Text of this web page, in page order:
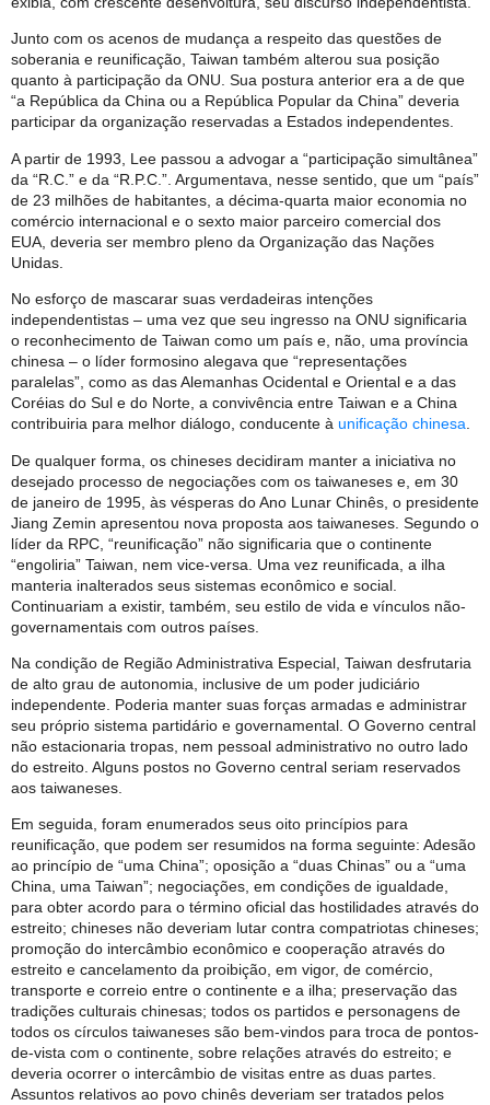
Junto com os acenos de mudança a respeito das questões de
soberania e reunificação, Taiwan também alterou sua posição
quanto à participação da ONU. Sua postura anterior era a de que
“a República da China ou a República Popular da China” deveria
participar da organização reservadas a Estados independentes.
A partir de 1993, Lee passou a advogar a “participação simultânea”
da “R.C.” e da “R.P.C.”. Argumentava, nesse sentido, que um “país”
de 23 milhões de habitantes, a décima-quarta maior economia no
comércio internacional e o sexto maior parceiro comercial dos
EUA, deveria ser membro pleno da Organização das Nações
Unidas.
No esforço de mascarar suas verdadeiras intenções
independentistas – uma vez que seu ingresso na ONU significaria
o reconhecimento de Taiwan como um país e, não, uma província
chinesa – o líder formosino alegava que “representações
paralelas”, como as das Alemanhas Ocidental e Oriental e a das
Coréias do Sul e do Norte, a convivência entre Taiwan e a China
contribuiria para melhor diálogo, conducente à unificação chinesa
De qualquer forma, os chineses decidiram manter a iniciativa no
desejado processo de negociações com os taiwaneses e, em 30
de janeiro de 1995, às vésperas do Ano Lunar Chinês, o presidente
Jiang Zemin apresentou nova proposta aos taiwaneses. Segundo o
líder da RPC, “reunificação” não significaria que o continente
“engoliria” Taiwan, nem vice-versa. Uma vez reunificada, a ilha
manteria inalterados seus sistemas econômico e social.
Continuariam a existir, também, seu estilo de vida e vínculos não-
governamentais com outros países.
Na condição de Região Administrativa Especial, Taiwan desfrutaria
de alto grau de autonomia, inclusive de um poder judiciário
independente. Poderia manter suas forças armadas e administrar
seu próprio sistema partidário e governamental. O Governo central
não estacionaria tropas, nem pessoal administrativo no outro lado
do estreito. Alguns postos no Governo central seriam reservados
aos taiwaneses.
Em seguida, foram enumerados seus oito princípios para
reunificação, que podem ser resumidos na forma seguinte: Adesão
ao princípio de “uma China”; oposição a “duas Chinas” ou a “uma
China, uma Taiwan”; negociações, em condições de igualdade,
para obter acordo para o término oficial das hostilidades através do
estreito; chineses não deveriam lutar contra compatriotas chineses;
promoção do intercâmbio econômico e cooperação através do
estreito e cancelamento da proibição, em vigor, de comércio,
transporte e correio entre o continente e a ilha; preservação das
tradições culturais chinesas; todos os partidos e personagens de
todos os círculos taiwaneses são bem-vindos para troca de pontos-
de-vista com o continente, sobre relações através do estreito; e
deveria ocorrer o intercâmbio de visitas entre as duas partes.
Assuntos relativos ao povo chinês deveriam ser tratados pelos